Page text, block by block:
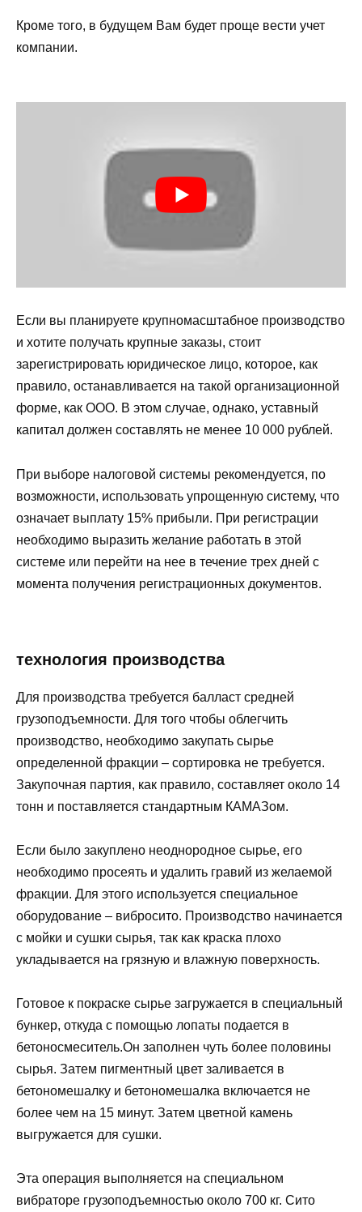
Кроме того, в будущем Вам будет проще вести учет
компании.
Если вы планируете крупномасштабное производство
и хотите получать крупные заказы, стоит
зарегистрировать юридическое лицо, которое, как
правило, останавливается на такой организационной
форме, как ООО. В этом случае, однако, уставный
капитал должен составлять не менее 10 000 рублей.
При выборе налоговой системы рекомендуется, по
возможности, использовать упрощенную систему, что
означает выплату 15% прибыли. При регистрации
необходимо выразить желание работать в этой
системе или перейти на нее в течение трех дней с
момента получения регистрационных документов.
технология производства
Для производства требуется балласт средней
грузоподъемности. Для того чтобы облегчить
производство, необходимо закупать сырье
определенной фракции – сортировка не требуется.
Закупочная партия, как правило, составляет около 14
тонн и поставляется стандартным КАМАЗом.
Если было закуплено неоднородное сырье, его
необходимо просеять и удалить гравий из желаемой
фракции. Для этого используется специальное
оборудование – вибросито. Производство начинается
с мойки и сушки сырья, так как краска плохо
укладывается на грязную и влажную поверхность.
Готовое к покраске сырье загружается в специальный
бункер, откуда с помощью лопаты подается в
бетоносмеситель.Он заполнен чуть более половины
сырья. Затем пигментный цвет заливается в
бетономешалку и бетономешалка включается не
более чем на 15 минут. Затем цветной камень
выгружается для сушки.
Эта операция выполняется на специальном
вибраторе грузоподъемностью около 700 кг. Сито